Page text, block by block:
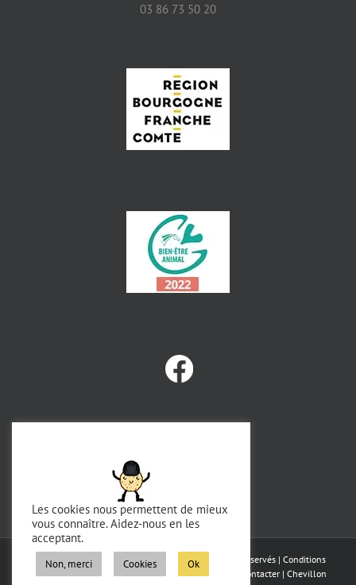
03 86 73 50 20
Copyright 2023 - Domaine de Chevillon | Tous droits réservés | Conditions
générales de vente
Nous contacter| Chevillon
Les cookies nous permettent de mieux
vous connaître. Aidez-nous en les
acceptant.
Non, merci Cookies Ok